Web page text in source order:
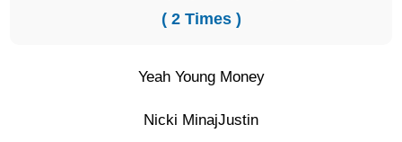
( 2 Times )
Yeah Young Money
Nicki MinajJustin